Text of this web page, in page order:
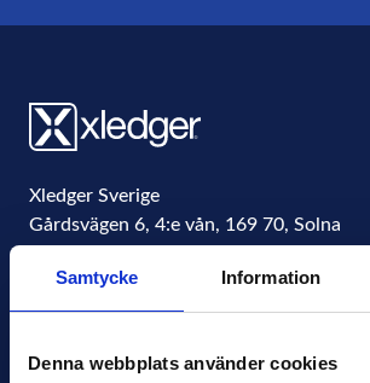
Samtycke Information
Denna webbplats använder cookies
Xledger Sverige
Gårdsvägen 6, 4:e vån, 169 70, Solna
Sweden
info@xledger.se